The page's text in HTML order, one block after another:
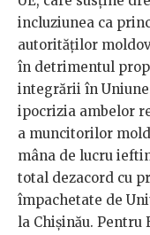
incluziunea ca
autorităților
în detrimentul
integrării în
ipocrizia ambelor
a muncitorilor
mâna de lucru
total dezacord cu
împachetate de
la Chişinău. Pentru